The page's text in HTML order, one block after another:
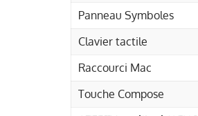
Panneau Symboles
Clavier tactile
Raccourci Mac
Touche Compose